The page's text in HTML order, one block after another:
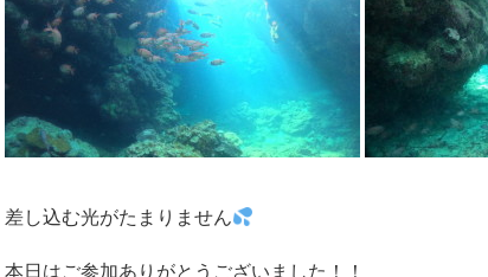
差し込む光がたまりません
本日はご参加ありがとうございました！！